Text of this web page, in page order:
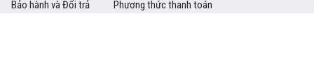
Bảo hành và Đổi trả
Phương thức thanh toán